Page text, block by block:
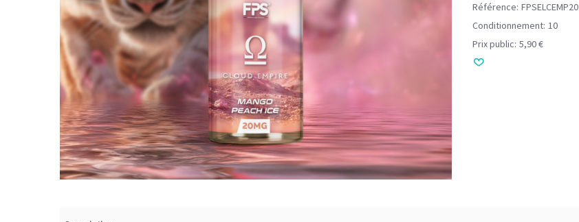
Référence: FPSELCEMP20
Conditionnement: 10
Prix public: 5,90 €